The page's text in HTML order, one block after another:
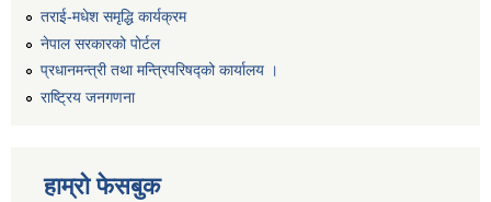
तराई-मधेश समृद्धि कार्यक्रम
नेपाल सरकारको पोर्टल
प्रधानमन्त्री तथा मन्त्रिपरिषद्को कार्यालय ।
राष्ट्रिय जनगणना
हाम्रो फेसबुक